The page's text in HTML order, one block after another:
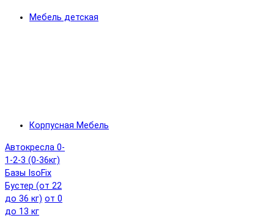
Мебель детская
Корпусная Мебель
Автокресла 0-
1-2-3 (0-36кг)
Базы IsoFix
Бустер (от 22
до 36 кг) от 0
до 13 кг